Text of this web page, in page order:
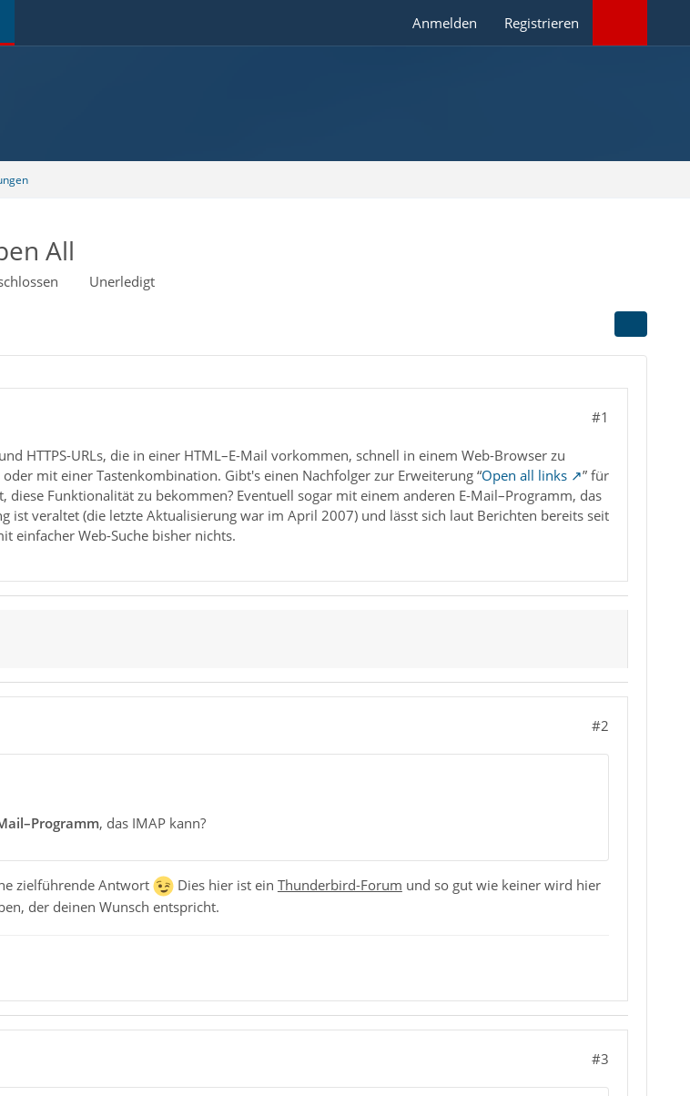
Anmelden Registrieren
All
Unerledigt
#1
HTTPS-URLs, die in einer HTML–E-Mail vorkommen, schnell in einem Web-Browser zu
mit einer Tastenkombination. Gibt's einen Nachfolger zur Erweiterung “Open all links
” für
Funktionalität zu bekommen? Eventuell sogar mit einem anderen E-Mail–Programm, das
ist veraltet (die letzte Aktualisierung war im April 2007) und lässt sich laut Berichten bereits seit
einfacher Web-Suche bisher nichts.
#2
, das IMAP kann?
zielführende Antwort Dies hier ist ein Thunderbird-Forum und so gut wie keiner wird hier
der deinen Wunsch entspricht.
#3